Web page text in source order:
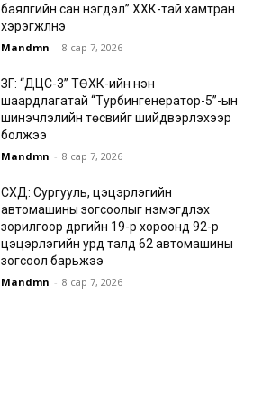
баялгийн сан нэгдэл” ХХК-тай хамтран
хэрэгжүүлнэ
Mandmn - 8 сар 7, 2026
ЗГ: “ДЦС-3” ТӨХК-ийн нэн
шаардлагатай “Турбингенератор-5”-ын
шинэчлэлийн төсвийг шийдвэрлэхээр
болжээ
Mandmn - 8 сар 7, 2026
СХД: Сургууль, цэцэрлэгийн
автомашины зогсоолыг нэмэгдүүлэх
зорилгоор дүүргийн 19-р хороонд 92-р
цэцэрлэгийн урд талд 62 автомашины
зогсоол барьжээ
Mandmn - 8 сар 7, 2026